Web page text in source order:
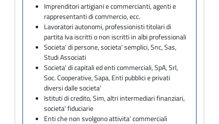
Imprenditori artigiani e commercianti, agenti e
rappresentanti di commercio, ecc.
Lavoratori autonomi, professionisti titolari di
partita Iva iscritti o non iscritti in albi professionali
Societa' di persone, societa' semplici, Snc, Sas,
Studi Associati
Societa' di capitali ed enti commerciali, SpA, Srl,
Soc. Cooperative, Sapa, Enti pubblici e privati
diversi dalle societa'
Istituti di credito, Sim, altri intermediari finanziari,
societa' fiduciarie
Enti che non svolgono attivita' commerciali